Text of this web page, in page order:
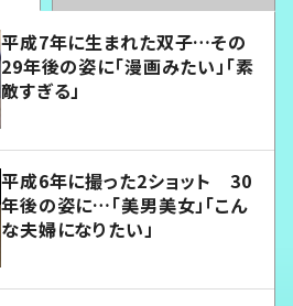
平成7年に生まれた双子…その
29年後の姿に「漫画みたい」「素
敵すぎる」
平成6年に撮った2ショット 30
年後の姿に…「美男美女」「こん
な夫婦になりたい」